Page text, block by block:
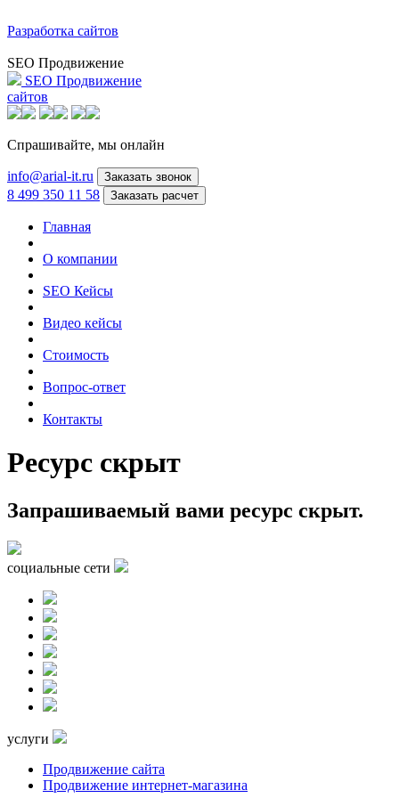
Разработка сайтов
SEO Продвижение
SEO Продвижение
сайтов
Спрашивайте, мы онлайн
info@arial-it.ru Заказать звонок
8 499 350 11 58 Заказать расчет
Главная
О компании
SEO Кейсы
Видео кейсы
Стоимость
Вопрос-ответ
Контакты
Ресурс скрыт
Запрашиваемый вами ресурс скрыт.
социальные сети
услуги
Продвижение сайта
Продвижение интернет-магазина